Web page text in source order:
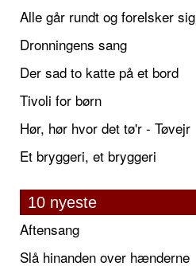
Alle går rundt og forelsker sig
Dronningens sang
Der sad to katte på et bord
Tivoli for børn
Hør, hør hvor det tø'r - Tøvejr
Et bryggeri, et bryggeri
10 nyeste
Aftensang
Slå hinanden over hænderne